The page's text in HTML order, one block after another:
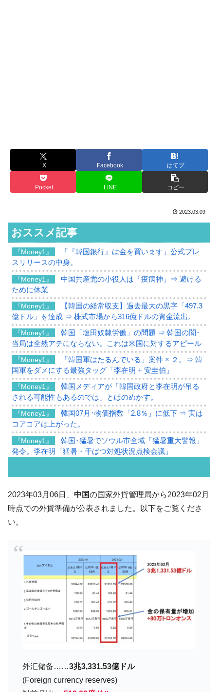
X Facebook はてブ
Pocket LINE コピー
2023.03.09
おススメ記事
『Money1』
「『韓国銀行』は金を買います」公式プレ
スリリースの中身。
『Money1』
中国共産党の小役人は「疫病神」⇒ 避ける
ために休業
『Money1』
【韓国の経常収支】過去最大の黒字「497.3
億ドル」を達成 ⇒ 株式市場から316億ドルの資金流出。
『Money1』
韓国「塩田奴隷労働」の問題 ⇒ 韓国の闇･
当局は全然アテにならない。これは米国に対するアピール
『Money1』
「韓国軍はたるんでいる」案件 × ２。⇒ 韓
国軍をダメにする最強タッグ「李在明 + 安圭伯」
『Money1』
韓国メディアが「韓国政府と李在明が吊る
される可能性もあるのでは」とほのめかす。
『Money1』
韓国07月･物価指数「2.8％」に低下 ⇒ 実は
コアコアは上がった。
『Money1』
韓国･猛暑でソウル市全域「猛暑重大警報」
発令。李在明「猛暑・干ばつ対処状況点検会議」
07月販売台数は去年のほぼ半分「71台」しか売れなかっ
た。『起亜』は9台だけ
『Money1』
韓国「信用赦免を何回やっても、何回やっ
落！
『Money1』
韓国K9専用砲弾･装薬自動供給装甲車両･珍
兵器「K10」が改良に乗り出す。
『Money1』
韓国「2026年07月の輸出入」絶好調。半導
体だけで410億ドル、輸出全体の41％もある
『Money1』
韓国･李在明「青年層の雇用状況が悪い。せ
や、若者に起業させよう」⇒ どんな雇用対策だソレ。
『Money1』
【韓国の外貨準備】2026年07月は4,279億ド
ル。外平債の発行「19.4億ドル」
ーにウソのデータを入力したのは明白だ」
『Money1』
韓国･李在明さっそく不動産対策で浅薄な発
言。
2023年03月06日、 中国の国家外貨管理局から2023年02月
時点での外貨準備が公表されました。以下をご覧くださ
い。
外汇储备……3兆3,331.53億ドル
(Foreign currency reserves)